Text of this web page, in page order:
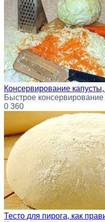
Консервирование
Быстрое консервирование
0 360
Тесто для пирога, как